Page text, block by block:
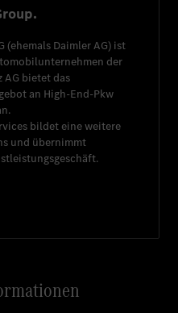
(ehemals Daimler AG) ist
der
AG bietet das
an High-End-Pkw
bildet eine weitere
und übernimmt